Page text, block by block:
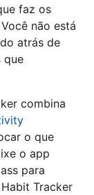
faz os
não está
atrás de
que
combina
o que
o app
para
Tracker